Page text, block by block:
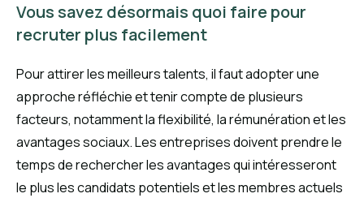
Vous savez désormais quoi faire pour
recruter plus facilement
Pour attirer les meilleurs talents, il faut adopter une
approche réfléchie et tenir compte de plusieurs
facteurs, notamment la flexibilité, la rémunération et les
avantages sociaux. Les entreprises doivent prendre le
temps de rechercher les avantages qui intéresseront
le plus les candidats potentiels et les membres actuels